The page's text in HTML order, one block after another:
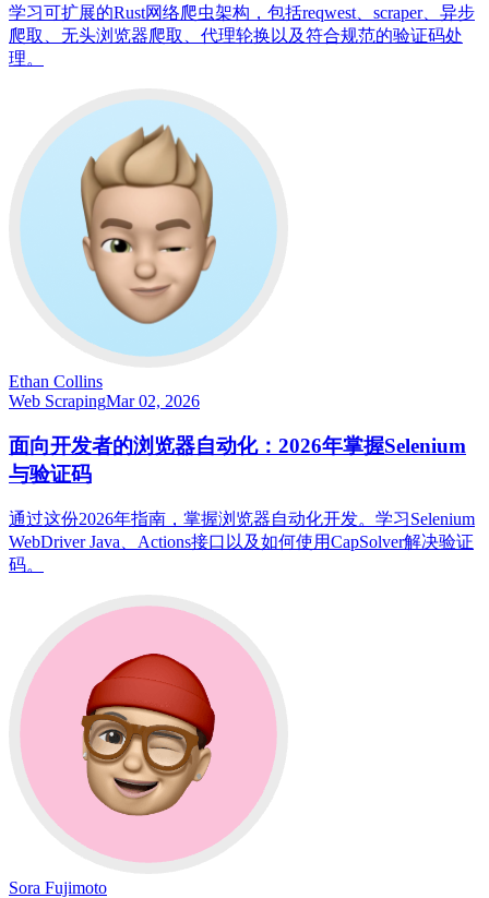
学习可扩展的Rust网络爬虫架构，包括reqwest、scraper、异步
爬取、无头浏览器爬取、代理轮换以及符合规范的验证码处
理。
Ethan Collins
Web ScrapingMar 02, 2026
面向开发者的浏览器自动化：2026年掌握Selenium
与验证码
通过这份2026年指南，掌握浏览器自动化开发。学习Selenium
WebDriver Java、Actions接口以及如何使用CapSolver解决验证
码。
Sora Fujimoto